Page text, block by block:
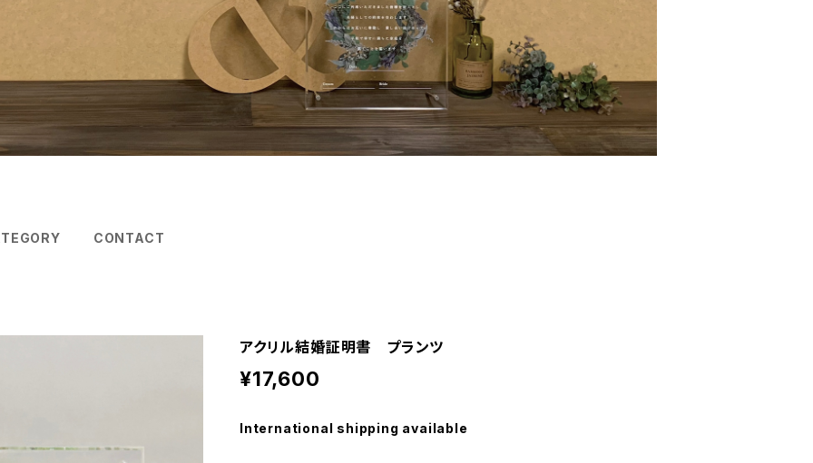
CONTACT
アクリル結婚証明書 プランツ
¥17,600
International shipping available